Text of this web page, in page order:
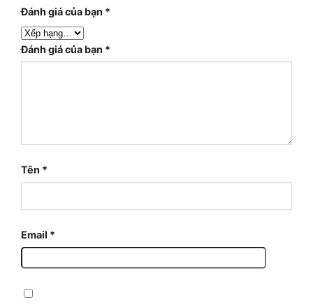
Đánh giá của bạn *
Đánh giá của bạn *
Tên *
Email *